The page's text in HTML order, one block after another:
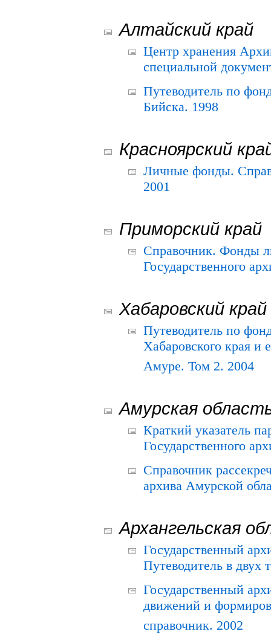
Алтайский край
Центр хранения
специальной
Путеводитель по
Бийска. 1998
Красноярский
Личные фонды.
2001
Приморский край
Справочник. Фонды
Государственного
Хабаровский край
Путеводитель по
Хабаровского края и
Амуре. Том 2. 2004
Амурская
Краткий указатель
Государственного
Справочник
архива Амурской
Архангельская
Государственный
Путеводитель в двух
Государственный
движений и
справочник. 2002